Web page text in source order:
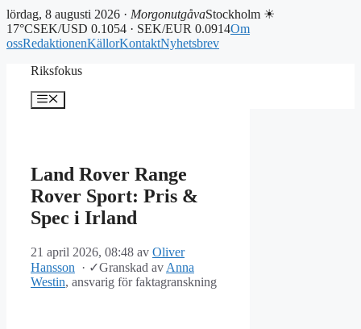
lördag, 8 augusti 2026 · MorgonutgåvaStockholm ☀
17°CSEK/USD 0.1054 · SEK/EUR 0.0914Om
ossRedaktionenKällorKontaktNyhetsbrev
Riksfokus
Meny
Land Rover Range
Rover Sport: Pris &
Spec i Irland
21 april 2026, 08:48 av Oliver
Hansson
· ✓Granskad av Anna
Westin, ansvarig för faktagranskning